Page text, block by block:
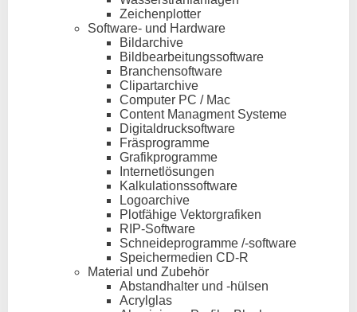
Zeichenplotter
Software- und Hardware
Bildarchive
Bildbearbeitungssoftware
Branchensoftware
Clipartarchive
Computer PC / Mac
Content Managment Systeme
Digitaldrucksoftware
Fräsprogramme
Grafikprogramme
Internetlösungen
Kalkulationssoftware
Logoarchive
Plotfähige Vektorgrafiken
RIP-Software
Schneideprogramme /-software
Speichermedien CD-R
Material und Zubehör
Abstandhalter und -hülsen
Acrylglas